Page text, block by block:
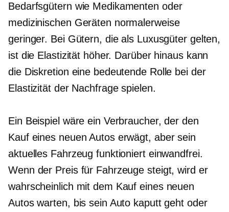
Bedarfsgütern wie Medikamenten oder
medizinischen Geräten normalerweise
geringer. Bei Gütern, die als Luxusgüter gelten,
ist die Elastizität höher. Darüber hinaus kann
die Diskretion eine bedeutende Rolle bei der
Elastizität der Nachfrage spielen.
Ein Beispiel wäre ein Verbraucher, der den
Kauf eines neuen Autos erwägt, aber sein
aktuelles Fahrzeug funktioniert einwandfrei.
Wenn der Preis für Fahrzeuge steigt, wird er
wahrscheinlich mit dem Kauf eines neuen
Autos warten, bis sein Auto kaputt geht oder